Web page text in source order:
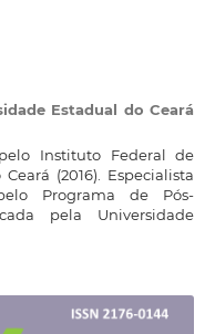
Estadual do Ceará
Instituto Federal de
(2016). Especialista
Programa de Pós-
pela Universidade